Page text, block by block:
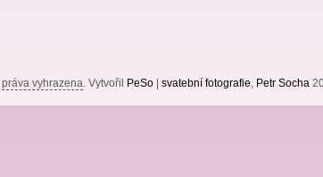
práva vyhrazena. Vytvořil PeSo svatební fotografie, Petr Socha